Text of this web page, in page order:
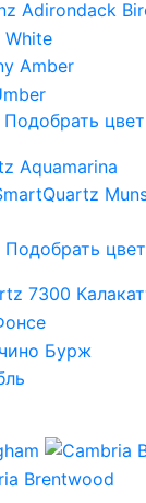
Подобрать цвет
Подобрать цвет